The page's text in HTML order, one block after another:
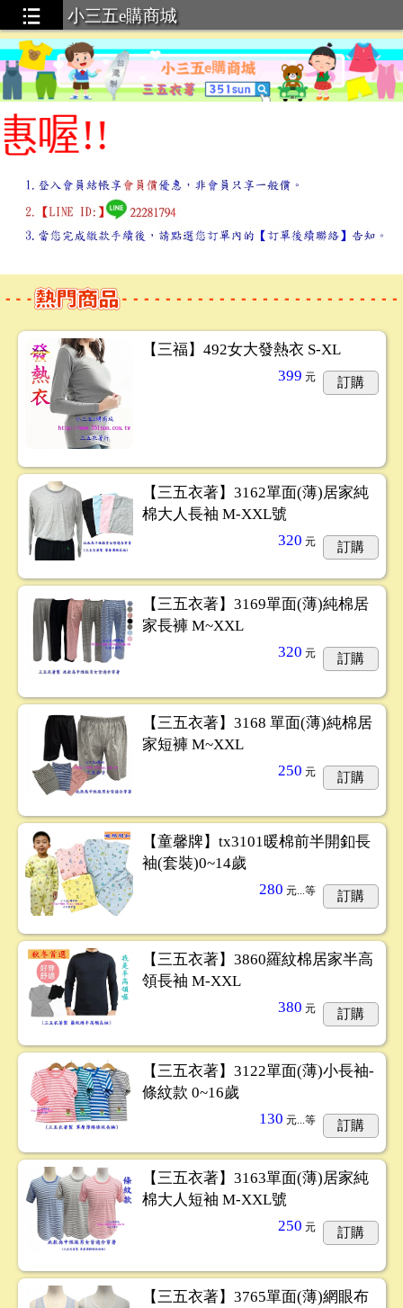
小三五e購商城
!!
【三福】492女大發熱衣 S-XL
399 元 訂購
【三五衣著】3162單面(薄)居家純
棉大人長袖 M-XXL號
320 元 訂購
【三五衣著】3169單面(薄)純棉居
家長褲 M~XXL
320 元 訂購
【三五衣著】3168 單面(薄)純棉居
家短褲 M~XXL
250 元 訂購
【童馨牌】tx3101暖棉前半開釦長
袖(套裝)0~14歲
280 元...等 訂購
【三五衣著】3860羅紋棉居家半高
領長袖 M-XXL
380 元 訂購
【三五衣著】3122單面(薄)小長袖-
條紋款 0~16歲
130 元... 等 訂購
【三五衣著】3163單面(薄)居家純
棉大人短袖 M-XXL號
250 元 訂購
【三五衣著】3765單面(薄)網眼布